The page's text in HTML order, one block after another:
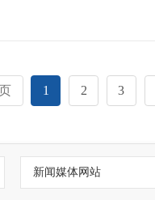
1 2 3
新闻媒体网站